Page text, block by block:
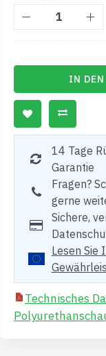
IN DEN
14 Tage
Garantie
Fragen?
gerne
Sichere,
Lesen Sie
Technisches